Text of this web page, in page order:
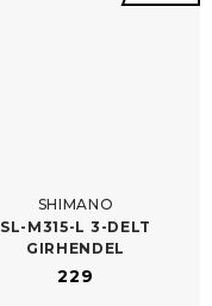
SHIMANO
SL-​M315-L 3-DELT
GIRHENDEL
229